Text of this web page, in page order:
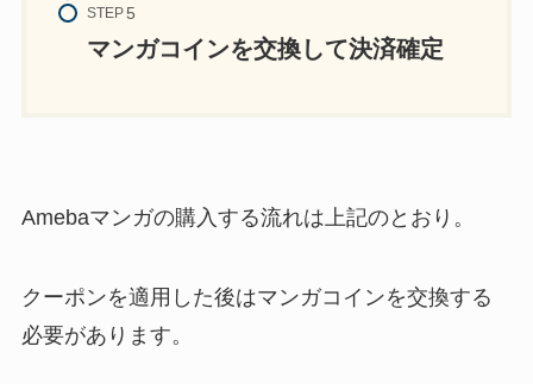
STEP
マンガコインを交換して決済確定
Amebaマンガの購入する流れは上記のとおり。
クーポンを適用した後はマンガコインを交換する
必要があります。